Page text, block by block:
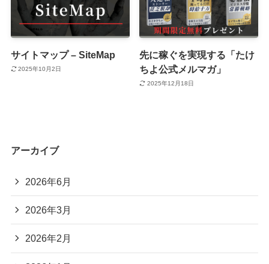
サイトマップ – SiteMap
2025年10月2日
先に稼ぐを実現する「たけ
ちよ公式メルマガ」
2025年12月18日
アーカイブ
2026年6月
2026年3月
2026年2月